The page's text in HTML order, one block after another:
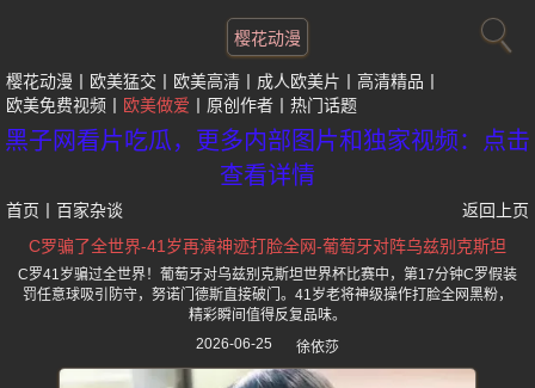
樱花动漫
樱花动漫 欧美猛交 欧美高清 成人欧美片
高清精品
欧美免费视频
欧美做爱 原创作者 热门话题
黑子网看片吃瓜，更多内部图片和独家视频：点击
查看详情
首页 百家杂谈
返回上页
C罗骗了全世界-41岁再演神迹打脸全网-葡萄牙对阵乌兹别克斯坦
C罗41岁骗过全世界！葡萄牙对乌兹别克斯坦世界杯比赛中，第17分钟C罗假装
罚任意球吸引防守，努诺门德斯直接破门。41岁老将神级操作打脸全网黑粉，
精彩瞬间值得反复品味。
2026-06-25
徐依莎